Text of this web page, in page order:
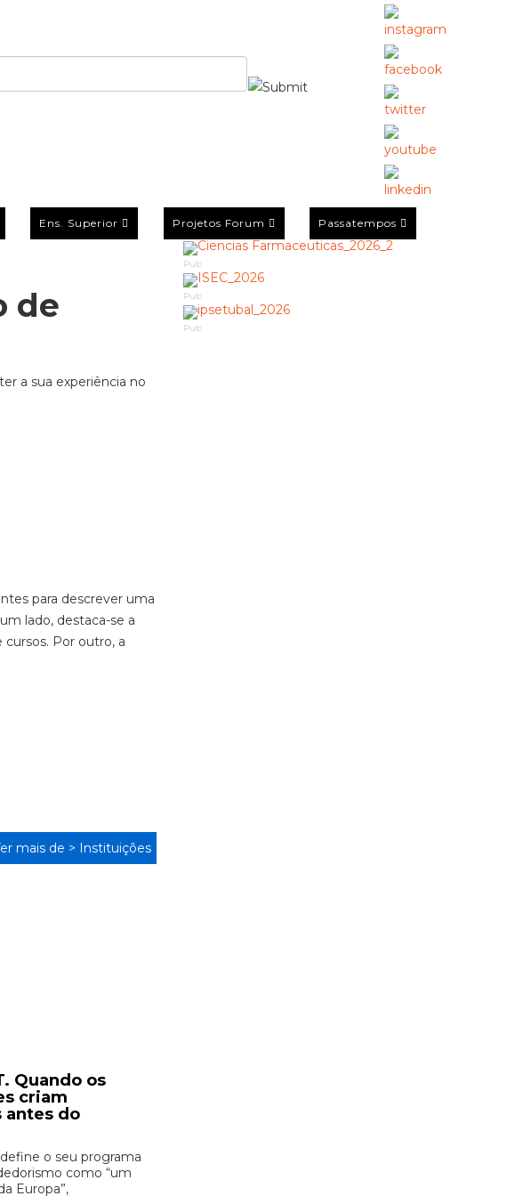
Ens. Superior Projetos Forum Passatempos
de
a sua experiência no
para descrever uma
lado, destaca-se a
Por outro, a
mais de > Instituições
Quando os
criam
antes do
o seu programa
como “um
Europa”,
Pub
Pub
Pub